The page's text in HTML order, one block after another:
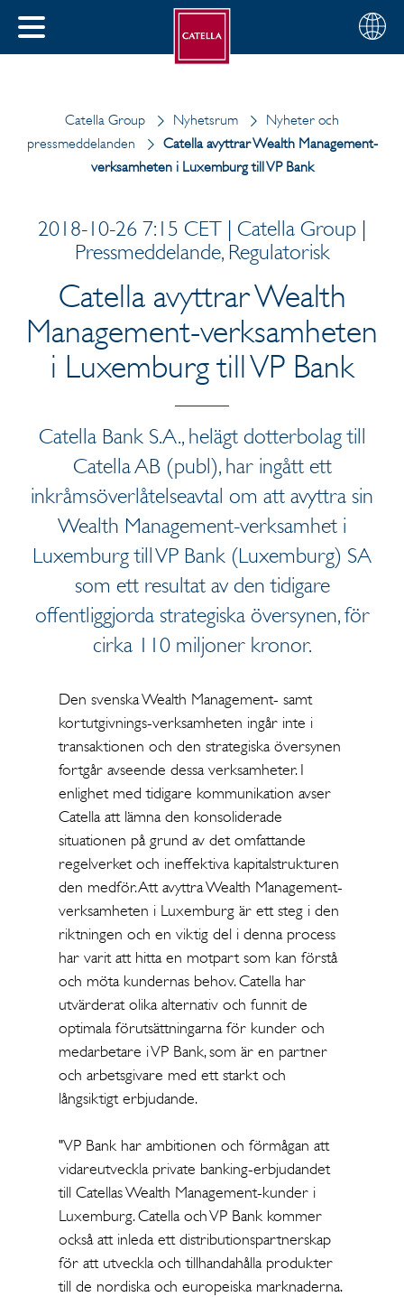
STÄNG
Välj
din
Svenska
Catella Group Nyhetsrum
Nyheter och
pressmeddelanden
Catella avyttrar Wealth Management-
verksamheten i Luxemburg till VP Bank
2018-10-26 7:15 CET | Catella Group |
Pressmeddelande, Regulatorisk
Catella avyttrar Wealth
Management-verksamheten
i Luxemburg till VP Bank
Catella Bank S.A., helägt dotterbolag till
Catella AB (publ), har ingått ett
inkråmsöverlåtelseavtal om att avyttra sin
Wealth Management-verksamhet i
Luxemburg till VP Bank (Luxemburg) SA
som ett resultat av den tidigare
offentliggjorda strategiska översynen, för
cirka 110 miljoner kronor.
Den svenska Wealth Management- samt
kortutgivnings-verksamheten ingår inte i
transaktionen och den strategiska översynen
fortgår avseende dessa verksamheter. I
enlighet med tidigare kommunikation avser
Catella att lämna den konsoliderade
situationen på grund av det omfattande
regelverket och ineffektiva kapitalstrukturen
den medför. Att avyttra Wealth Management-
verksamheten i Luxemburg är ett steg i den
riktningen och en viktig del i denna process
har varit att hitta en motpart som kan förstå
och möta kundernas behov. Catella har
utvärderat olika alternativ och funnit de
optimala förutsättningarna för kunder och
medarbetare i VP Bank, som är en partner
och arbetsgivare med ett starkt och
långsiktigt erbjudande.
"VP Bank har ambitionen och förmågan att
vidareutveckla private banking-erbjudandet
till Catellas Wealth Management-kunder i
Luxemburg. Catella och VP Bank kommer
också att inleda ett distributionspartnerskap
för att utveckla och tillhandahålla produkter
till de nordiska och europeiska marknaderna.